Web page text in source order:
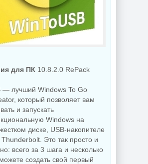
Создание
коллажей Shotcut
Украшение фото
ON1 Effects
20.5.0.19010
для ПК 10.8.2.0 RePack
— лучший Windows To Go
который позволяет вам
и запускать
Windows на
диске, USB-накопителе
Это так просто и
всего за 3 шага и несколько
создать свой первый